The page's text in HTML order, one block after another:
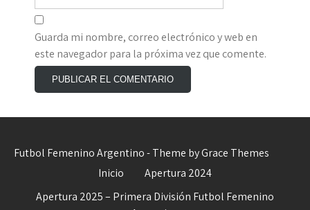
Guarda mi nombre, correo electrónico y web en
este navegador para la próxima vez que comente.
Futbol Femenino Argentino - Theme by Grace Themes
Inicio
Apertura 2024
Apertura 2025 – Primera División Futbol Femenino